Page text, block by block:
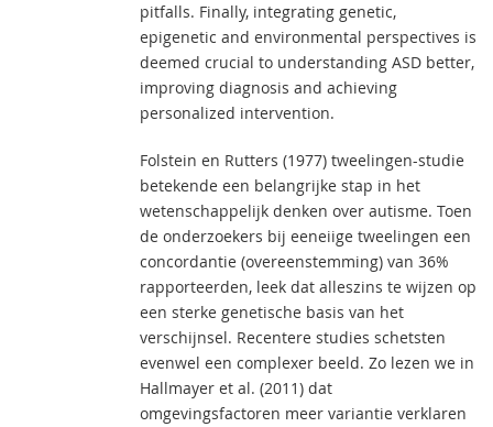
pitfalls. Finally, integrating genetic,
epigenetic and environmental perspectives is
deemed crucial to understanding ASD better,
improving diagnosis and achieving
personalized intervention.
Folstein en Rutters (1977) tweelingen-studie
betekende een belangrijke stap in het
wetenschappelijk denken over autisme. Toen
de onderzoekers bij eeneiige tweelingen een
concordantie (overeenstemming) van 36%
rapporteerden, leek dat alleszins te wijzen op
een sterke genetische basis van het
verschijnsel. Recentere studies schetsten
evenwel een complexer beeld. Zo lezen we in
Hallmayer et al. (2011) dat
omgevingsfactoren meer variantie verklaren